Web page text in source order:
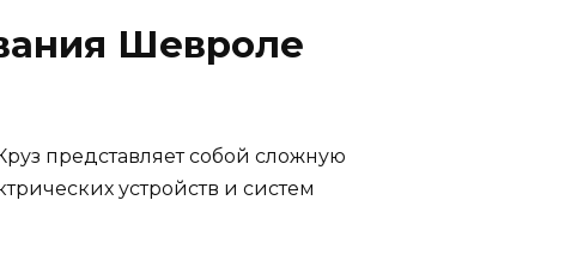
Шевроле
представляет собой сложную
устройств и систем